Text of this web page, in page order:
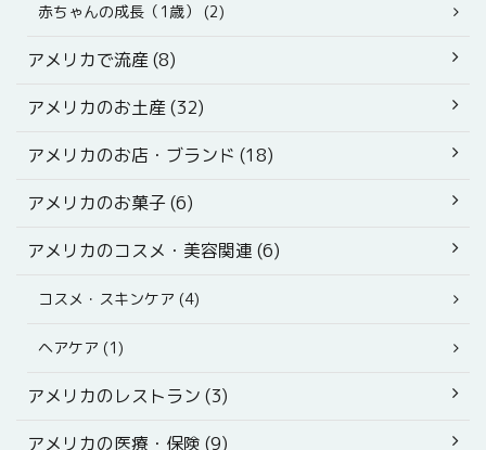
赤ちゃんの成長（1歳） (2)
アメリカで流産 (8)
アメリカのお土産 (32)
アメリカのお店・ブランド (18)
アメリカのお菓子 (6)
アメリカのコスメ・美容関連 (6)
コスメ・スキンケア (4)
ヘアケア (1)
アメリカのレストラン (3)
アメリカの医療・保険 (9)